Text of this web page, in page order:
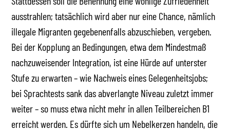
ausstrahlen; tatsächlich wird aber nur eine Chance, nämlich
illegale Migranten gegebenenfalls abzuschieben, vergeben.
Bei der Kopplung an Bedingungen, etwa dem Mindestmaß
nachzuweisender Integration, ist eine Hürde auf unterster
Stufe zu erwarten – wie Nachweis eines Gelegenheitsjobs;
bei Sprachtests sank das abverlangte Niveau zuletzt immer
weiter – so muss etwa nicht mehr in allen Teilbereichen B1
erreicht werden. Es dürfte sich um Nebelkerzen handeln, die